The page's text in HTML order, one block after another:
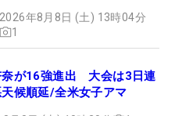
食事をとることができ
ます。『いちいちオシャ
いました（笑）。その
ルームが備えられてい
くさんの重りとダンベ
2026年8月8日 (土) 13時04分
1
奈が16強進出 大会は3日連
候順延/全米女子アマ